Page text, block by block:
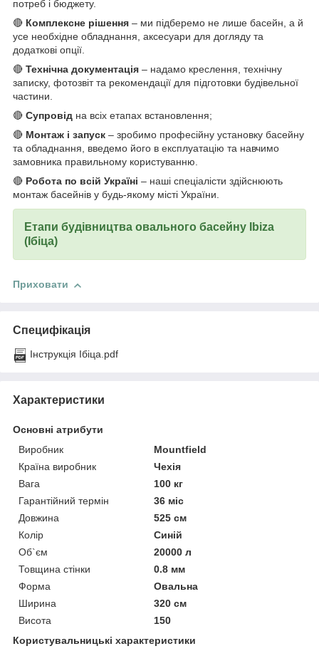
потреб і бюджету.
🔴 Комплексне рішення – ми підберемо не лише басейн, а й
усе необхідне обладнання, аксесуари для догляду та
додаткові опції.
🔴 Технічна документація – надамо креслення, технічну
записку, фотозвіт та рекомендації для підготовки будівельної
частини.
🔴 Супровід на всіх етапах встановлення;
🔴 Монтаж і запуск – зробимо професійну установку басейну
та обладнання, введемо його в експлуатацію та навчимо
замовника правильному користуванню.
🔴 Робота по всій Україні – наші спеціалісти здійснюють
монтаж басейнів у будь-якому місті України.
Етапи будівництва овального басейну Ibiza
(Ібіца)
Приховати
Специфікація
Інструкція Ібіца.pdf
Характеристики
Основні атрибути
Виробник
Mountfield
Країна виробник
Чехія
Вага
100 кг
Гарантійний термін
36 міс
Довжина
525 см
Колір
Синій
Об`єм
20000 л
Товщина стінки
0.8 мм
Форма
Овальна
Ширина
320 см
Висота
150
Користувальницькі характеристики